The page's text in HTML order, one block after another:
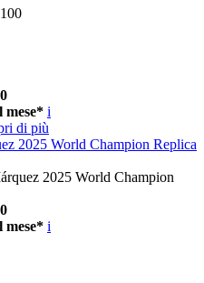
mese* i
di più
2025 World Champion Replica
2025 World Champion
mese* i